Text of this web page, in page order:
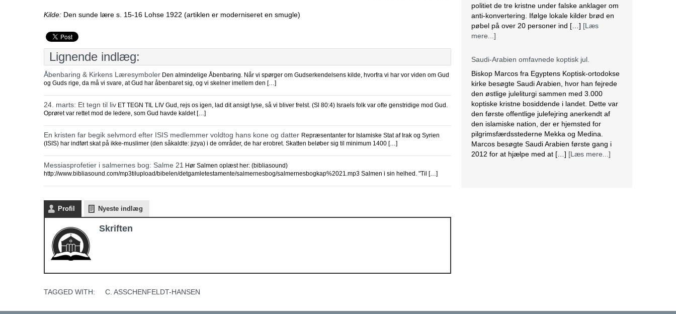
Kilde: Den sunde lære s. 15-16 Lohse 1922 (artiklen er moderniseret en smugle)
Lignende indlæg:
Åbenbaring & Kirkens Læresymboler Den almindelige Åbenbaring. Når vi spørger om Gudserkendelsens kilde, hvorfra vi har vor viden om Gud
og Guds rige, da må vi svare, at Gud har åbenbaret sig, og vi skelner imellem den […]
24. marts: Et tegn til liv ET TEGN TIL LIV Gud, rejs os igen, lad dit ansigt lyse, så vi bliver frelst. (Sl 80:4) Israels folk var ofte genstridige mod Gud.
Oprøret var rettet mod de ledere, som Gud havde kaldet […]
En kristen far begik selvmord efter ISIS medlemmer voldtog hans kone og datter Repræsentanter for Islamiske Stat af Irak og Syrien
(ISIS) har indført skat på ikke-muslimer (den såkaldte: jizya) i de områder, de har erobret. Skatten beløber sig til minimum 1400 […]
Messiasprofetier i salmernes bog: Salme 21 Hør Salmen oplæst her: (bibliasound)
http://www.bibliasound.com/mp3tilupload/bibelen/detgamletestamente/salmernesbog/salmernesbogkap%2021.mp3 Salmen i sin helhed. "Til […]
Profil Nyeste indlæg
Skriften
TAGGED WITH: C. ASSCHENFELDT-HANSEN
politiet de tre kristne under falske anklager om
anti-konvertering. Ifølge lokale kilder brød en
pøbel på over 20 personer ind […] [Læs
mere...]
Saudi-Arabien omfavnede koptisk jul.
Biskop Marcos fra Egyptens Koptisk-ortodokse
kirke besøgte Saudi Arabien, hvor han fejrede
den østlige juleliturgi sammen med 3.000
koptiske kristne bosiddende i landet. Dette var
den første offentlige julefejring anerkendt af
den islamiske nation, der er hjemsted for
pilgrimsfærdsstederne Mekka og Medina.
Marcos besøgte Saudi Arabien første gang i
2012 for at hjælpe med at […] [Læs mere...]